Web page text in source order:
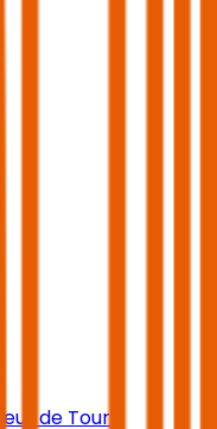
de Tours